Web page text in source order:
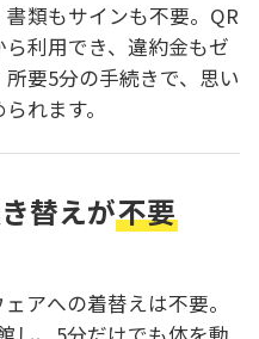
類もサインも不要。QR
利用でき、違約金もゼ
要5分の手続きで、思い
れます。
替えが不要
アへの着替えは不要。